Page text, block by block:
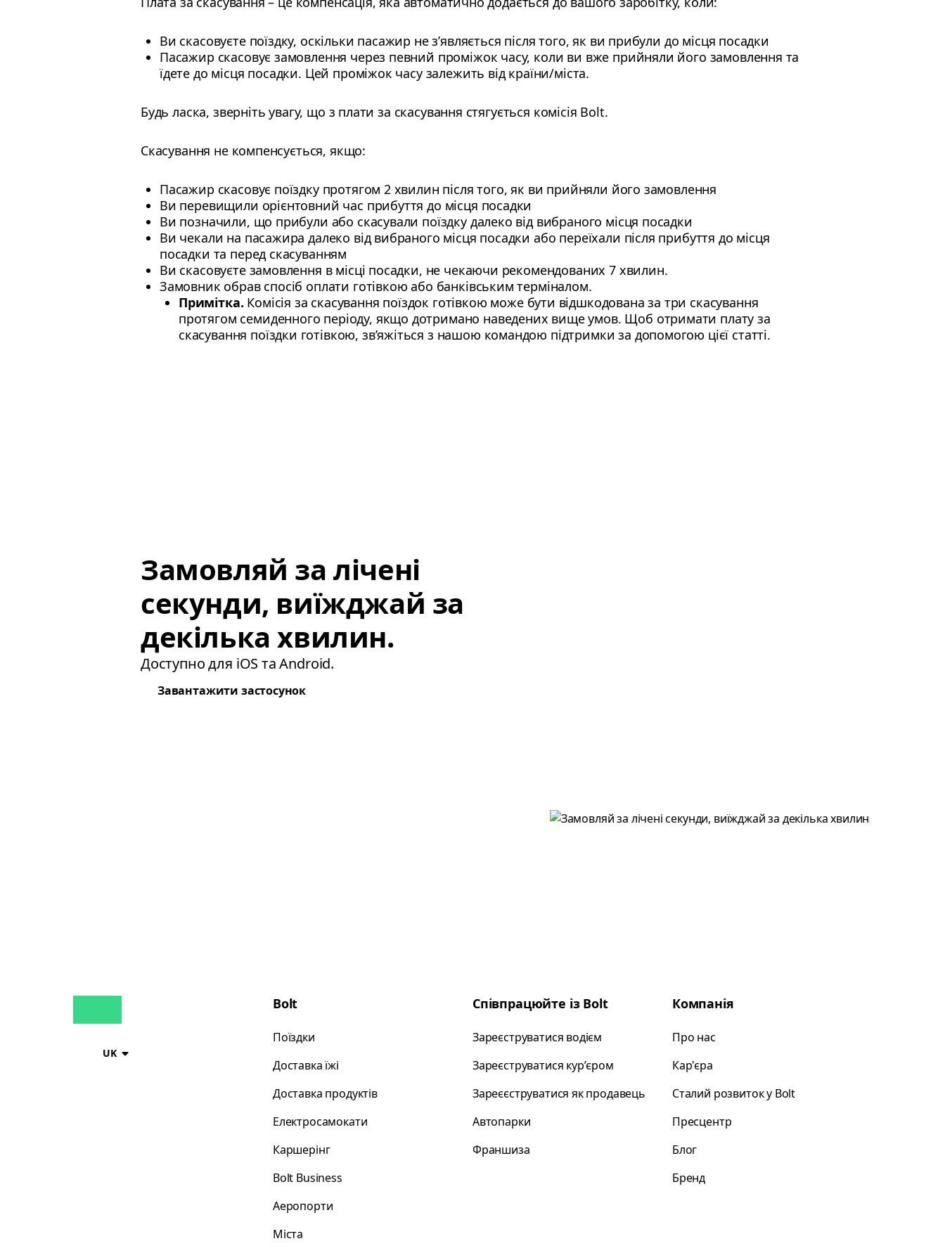
Ви скасовуєте поїздку, оскільки пасажир не з’являється після того, як ви прибули до місця посадки
Пасажир скасовує замовлення через певний проміжок часу, коли ви вже прийняли його замовлення та
їдете до місця посадки. Цей проміжок часу залежить від країни/міста.
Будь ласка, зверніть увагу, що з плати за скасування стягується комісія Bolt.
Скасування не компенсується, якщо:
Пасажир скасовує поїздку протягом 2 хвилин після того, як ви прийняли його замовлення
Ви перевищили орієнтовний час прибуття до місця посадки
Ви позначили, що прибули або скасували поїздку далеко від вибраного місця посадки
Ви чекали на пасажира далеко від вибраного місця посадки або переїхали після прибуття до місця
посадки та перед скасуванням
Ви скасовуєте замовлення в місці посадки, не чекаючи рекомендованих 7 хвилин.
Замовник обрав спосіб оплати готівкою або банківським терміналом.
Примітка. Комісія за скасування поїздок готівкою може бути відшкодована за три скасування
протягом семиденного періоду, якщо дотримано наведених вище умов. Щоб отримати плату за
скасування поїздки готівкою, зв’яжіться з нашою командою підтримки за допомогою цієї статті.
Замовляй за лічені
секунди, виїжджай за
декілька хвилин.
Доступно для iOS та Android.
Завантажити застосунок
UK
Bolt
Поїздки
Доставка їжі
Доставка продуктів
Електросамокати
Каршерінг
Bolt Business
Аеропорти
Міста
Співпрацюйте із Bolt
Зареєструватися водієм
Зареєструватися курʼєром
Зареєєструватися як продавець
Автопарки
Франшиза
Компанія
Про нас
Кар'єра
Сталий розвиток у Bolt
Пресцентр
Блог
Бренд